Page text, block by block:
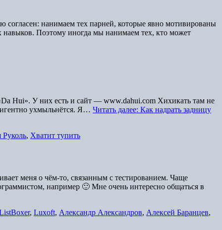
согласен: нанимаем тех парней, которые явно мотивированы
навыков. Поэтому иногда мы нанимаем тех, кто может
Hui». У них есть и сайт — www.dahui.com Хихикать там не
ухмыльнётся. Я… Читать далее: Как надрать задницу
Руколь, Хватит тупить
меня о чём-то, связанным с тестированием. Чаще
например 🙂 Мне очень интересно общаться в
, Luxoft, Александр Александров, Алексей Баранцев,